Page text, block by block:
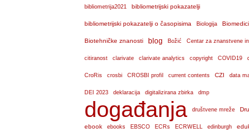
bibliometrija2021 bibliometrijski pokazatelji
bibliometrijski pokazatelji o časopisima Biologija
Biotehničke znanosti blog Božić Centar za znanstvene
citiranost clarivate clarivate analytics copyright COVID19
CroRis crosbi CROSBI profil current contents CZI data
DEI 2023 deklaracija digitalizirana zbirka dmp
događanja društvene mreže
ebook ebooks EBSCO ECRs ECRWELL edinburgh